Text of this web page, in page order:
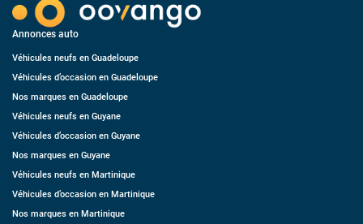
Annonces auto
Véhicules neufs en Guadeloupe
Véhicules d’occasion en Guadeloupe
Nos marques en Guadeloupe
Véhicules neufs en Guyane
Véhicules d’occasion en Guyane
Nos marques en Guyane
Véhicules neufs en Martinique
Véhicules d’occasion en Martinique
Nos marques en Martinique